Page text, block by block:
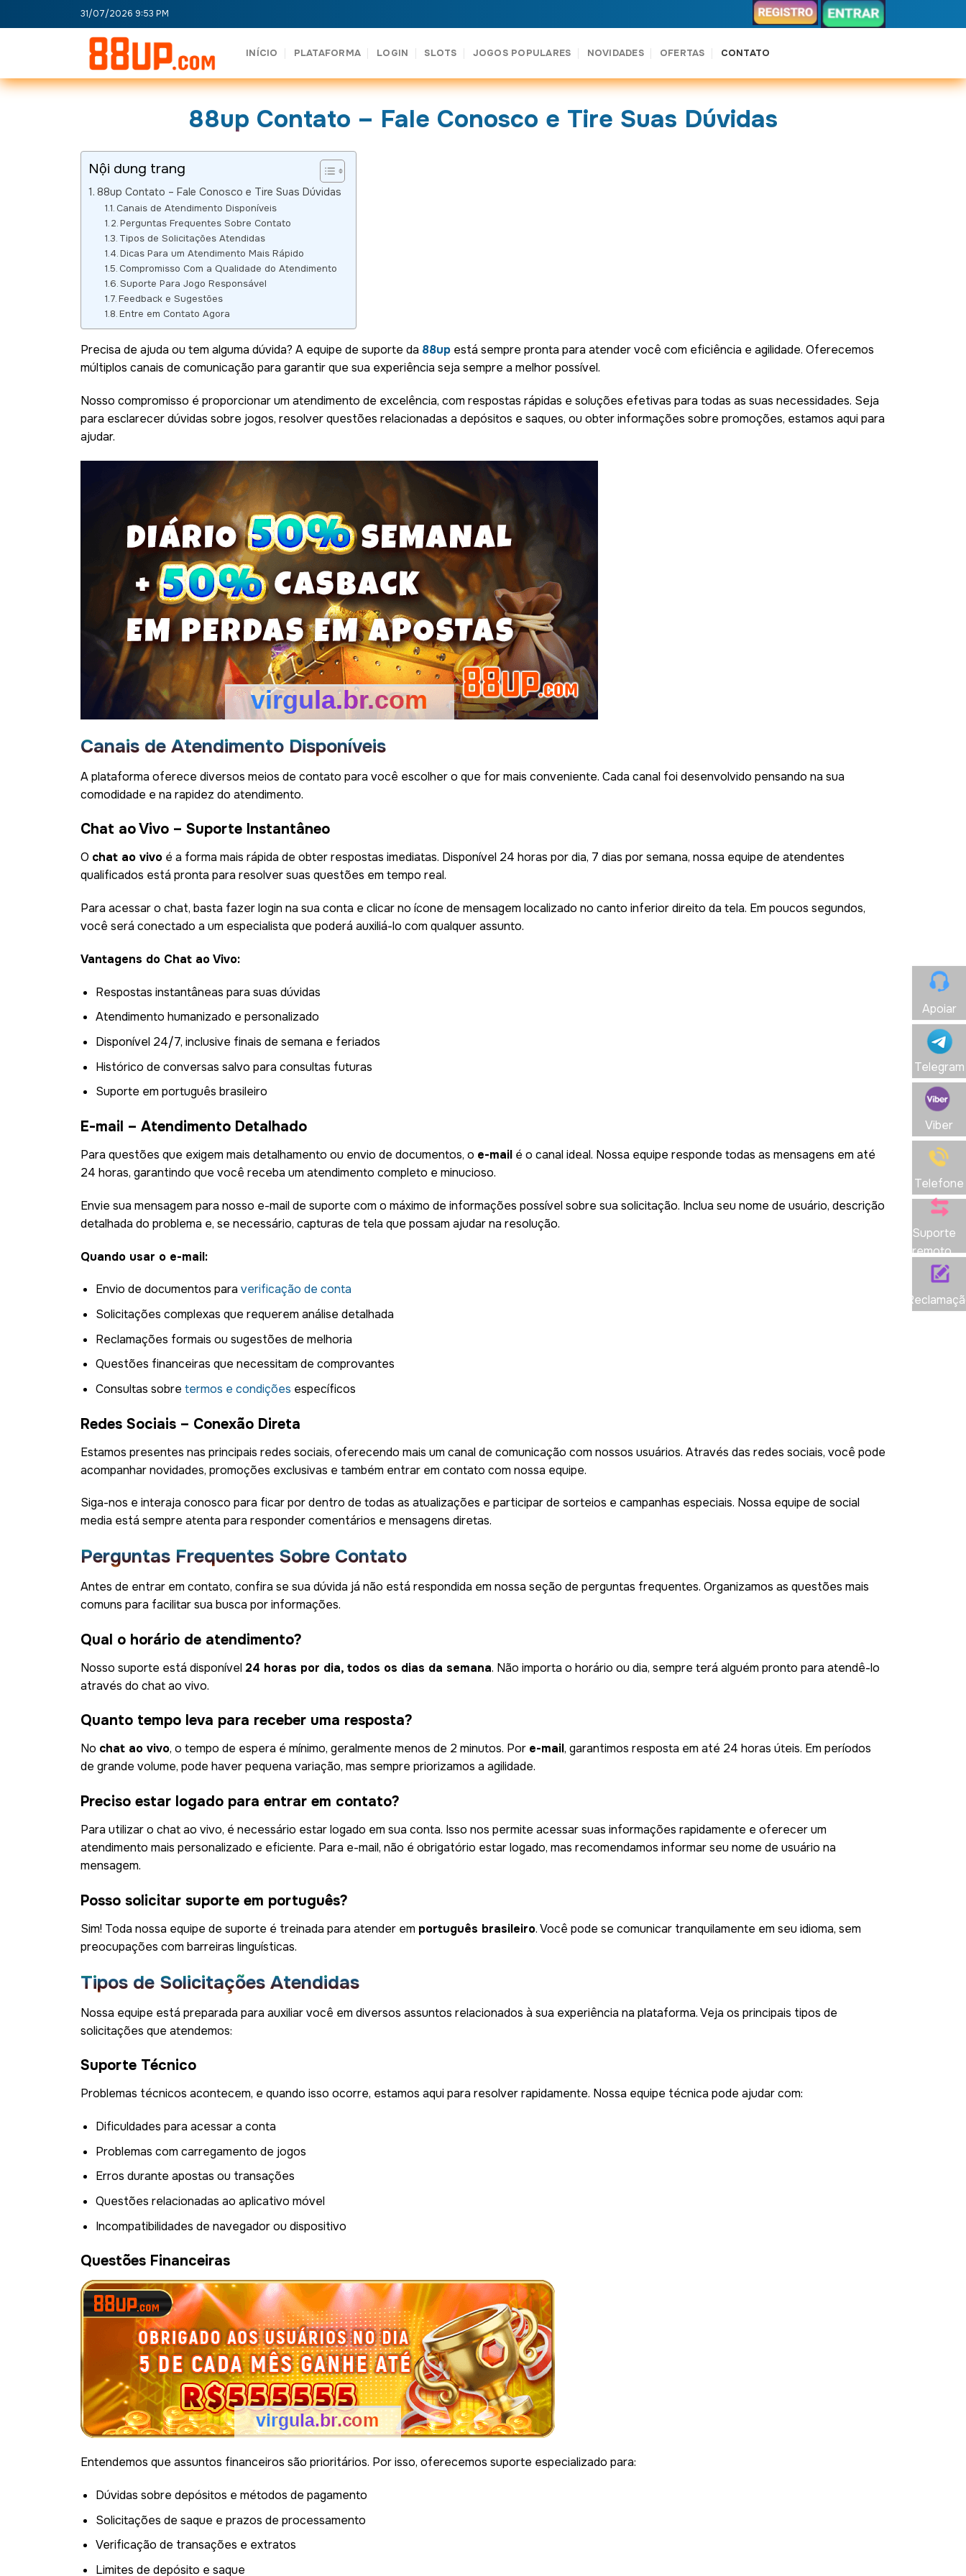
to
31/07/2026 9:53 PM
INÍCIO PLATAFORMA LOGIN SLOTS JOGOS POPULARES NOVIDADES OFERTAS CONTATO
88up Contato – Fale Conosco e Tire Suas Dúvidas
Nội dung trang
88up Contato – Fale Conosco e Tire Suas Dúvidas
Canais de Atendimento Disponíveis
Perguntas Frequentes Sobre Contato
Tipos de Solicitações Atendidas
Dicas Para um Atendimento Mais Rápido
Compromisso Com a Qualidade do Atendimento
Suporte Para Jogo Responsável
Feedback e Sugestões
Entre em Contato Agora
Precisa de ajuda ou tem alguma dúvida? A equipe de suporte da 88up está sempre pronta para atender você com eficiência e agilidade. Oferecemos
múltiplos canais de comunicação para garantir que sua experiência seja sempre a melhor possível.
Nosso compromisso é proporcionar um atendimento de excelência, com respostas rápidas e soluções efetivas para todas as suas necessidades. Seja
para esclarecer dúvidas sobre jogos, resolver questões relacionadas a depósitos e saques, ou obter informações sobre promoções, estamos aqui para
ajudar.
Canais de Atendimento Disponíveis
A plataforma oferece diversos meios de contato para você escolher o que for mais conveniente. Cada canal foi desenvolvido pensando na sua
comodidade e na rapidez do atendimento.
Chat ao Vivo – Suporte Instantâneo
O chat ao vivo é a forma mais rápida de obter respostas imediatas. Disponível 24 horas por dia, 7 dias por semana, nossa equipe de atendentes
qualificados está pronta para resolver suas questões em tempo real.
Para acessar o chat, basta fazer login na sua conta e clicar no ícone de mensagem localizado no canto inferior direito da tela. Em poucos segundos,
você será conectado a um especialista que poderá auxiliá-lo com qualquer assunto.
Vantagens do Chat ao Vivo:
Respostas instantâneas para suas dúvidas
Atendimento humanizado e personalizado
Disponível 24/7, inclusive finais de semana e feriados
Histórico de conversas salvo para consultas futuras
Suporte em português brasileiro
E-mail – Atendimento Detalhado
Para questões que exigem mais detalhamento ou envio de documentos, o e-mail é o canal ideal. Nossa equipe responde todas as mensagens em até
24 horas, garantindo que você receba um atendimento completo e minucioso.
Envie sua mensagem para nosso e-mail de suporte com o máximo de informações possível sobre sua solicitação. Inclua seu nome de usuário, descrição
detalhada do problema e, se necessário, capturas de tela que possam ajudar na resolução.
Quando usar o e-mail:
Envio de documentos para verificação de conta
Solicitações complexas que requerem análise detalhada
Reclamações formais ou sugestões de melhoria
Questões financeiras que necessitam de comprovantes
Consultas sobre termos e condições específicos
Redes Sociais – Conexão Direta
Estamos presentes nas principais redes sociais, oferecendo mais um canal de comunicação com nossos usuários. Através das redes sociais, você pode
acompanhar novidades, promoções exclusivas e também entrar em contato com nossa equipe.
Siga-nos e interaja conosco para ficar por dentro de todas as atualizações e participar de sorteios e campanhas especiais. Nossa equipe de social
media está sempre atenta para responder comentários e mensagens diretas.
Perguntas Frequentes Sobre Contato
Antes de entrar em contato, confira se sua dúvida já não está respondida em nossa seção de perguntas frequentes. Organizamos as questões mais
comuns para facilitar sua busca por informações.
Qual o horário de atendimento?
Nosso suporte está disponível 24 horas por dia, todos os dias da semana. Não importa o horário ou dia, sempre terá alguém pronto para atendê-lo
através do chat ao vivo.
Quanto tempo leva para receber uma resposta?
No chat ao vivo, o tempo de espera é mínimo, geralmente menos de 2 minutos. Por e-mail, garantimos resposta em até 24 horas úteis. Em períodos
de grande volume, pode haver pequena variação, mas sempre priorizamos a agilidade.
Preciso estar logado para entrar em contato?
Para utilizar o chat ao vivo, é necessário estar logado em sua conta. Isso nos permite acessar suas informações rapidamente e oferecer um
atendimento mais personalizado e eficiente. Para e-mail, não é obrigatório estar logado, mas recomendamos informar seu nome de usuário na
mensagem.
Posso solicitar suporte em português?
Sim! Toda nossa equipe de suporte é treinada para atender em português brasileiro. Você pode se comunicar tranquilamente em seu idioma, sem
preocupações com barreiras linguísticas.
Tipos de Solicitações Atendidas
Nossa equipe está preparada para auxiliar você em diversos assuntos relacionados à sua experiência na plataforma. Veja os principais tipos de
solicitações que atendemos:
Suporte Técnico
Problemas técnicos acontecem, e quando isso ocorre, estamos aqui para resolver rapidamente. Nossa equipe técnica pode ajudar com:
Dificuldades para acessar a conta
Problemas com carregamento de jogos
Erros durante apostas ou transações
Questões relacionadas ao aplicativo móvel
Incompatibilidades de navegador ou dispositivo
Questões Financeiras
Entendemos que assuntos financeiros são prioritários. Por isso, oferecemos suporte especializado para:
Dúvidas sobre depósitos e métodos de pagamento
Solicitações de saque e prazos de processamento
Verificação de transações e extratos
Limites de depósito e saque
Apoiar
Telegram
Viber
Telefone
Suporte
remoto